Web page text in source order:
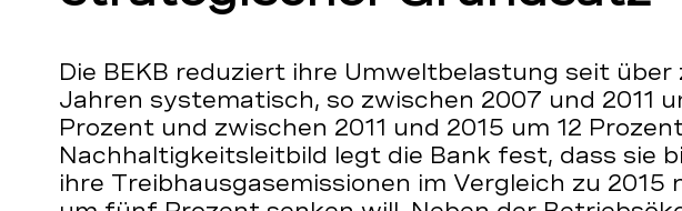
Die BEKB reduziert ihre Umweltbelastung seit über
Jahren systematisch, so zwischen 2007 und 2011
Prozent und zwischen 2011 und 2015 um 12
Nachhaltigkeitsleitbild legt die Bank fest, dass sie
ihre Treibhausgasemissionen im Vergleich zu 2015